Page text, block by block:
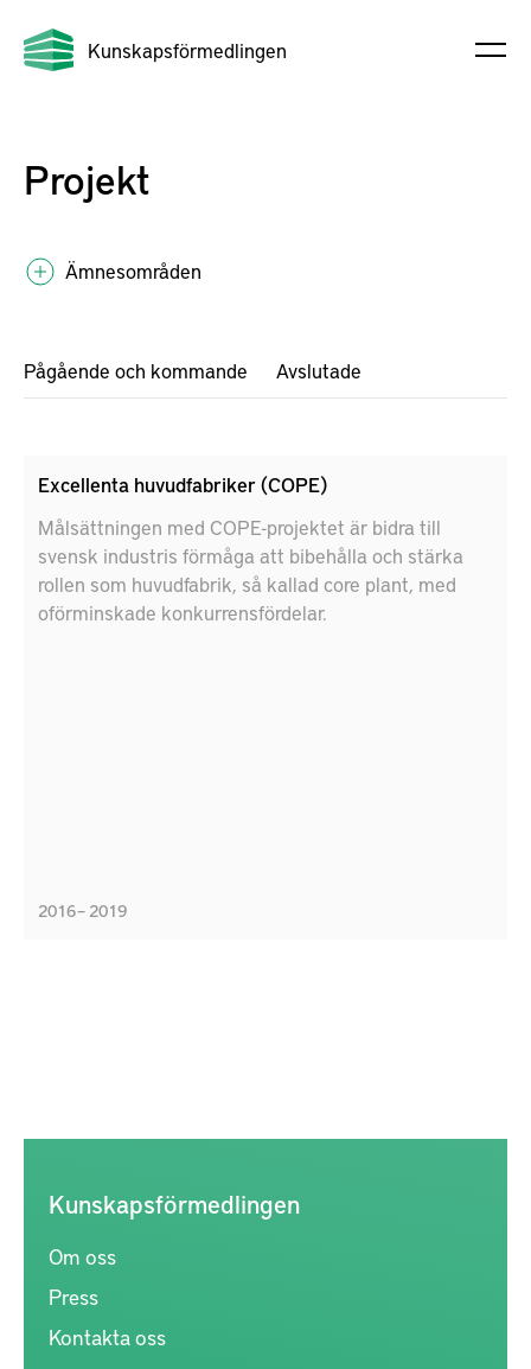
Kunskapsförmedlingen
Projekt
Ämnesområden
Pågående och kommande Avslutade
Excellenta huvudfabriker (COPE)
Målsättningen med COPE-projektet är bidra till
svensk industris förmåga att bibehålla och stärka
rollen som huvudfabrik, så kallad core plant, med
oförminskade konkurrensfördelar.
2016 – 2019
Kunskapsförmedlingen
Om oss
Press
Kontakta oss